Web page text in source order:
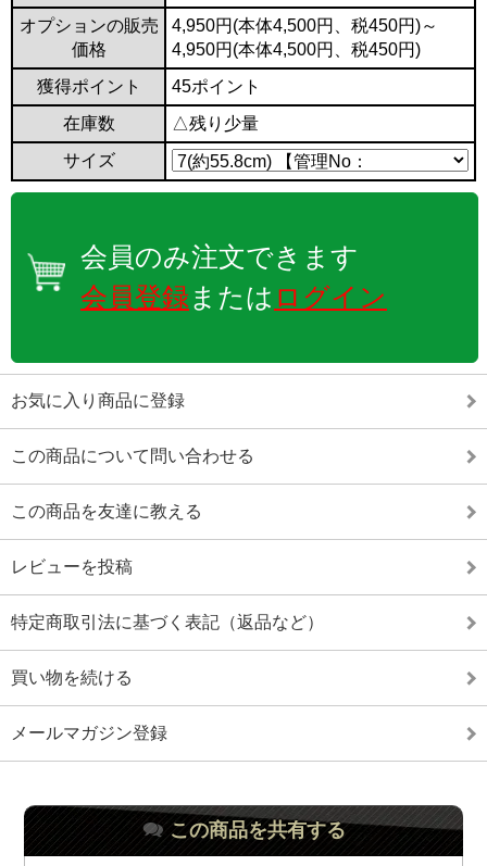
オプションの販売
価格
4,950円(本体4,500円、税450円)～
4,950円(本体4,500円、税450円)
獲得ポイント
45ポイント
在庫数
△残り少量
サイズ
会員のみ注文できます
会員登録または ログイン
お気に入り商品に登録
この商品について問い合わせる
この商品を友達に教える
レビューを投稿
特定商取引法に基づく表記（返品など）
買い物を続ける
メールマガジン登録
この商品を共有する